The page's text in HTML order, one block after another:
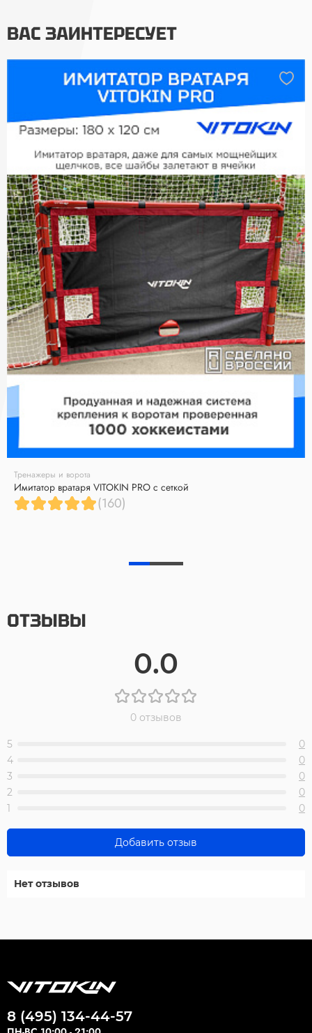
ВАС ЗАИНТЕРЕСУЕТ
Тренажеры и ворота
Имитатор вратаря VITOKIN PRO с сеткой
(160)
ОТЗЫВЫ
0.0
0 отзывов
5
0
4
0
3
0
2
0
1
0
Добавить отзыв
Нет отзывов
8 (495) 134-44-57